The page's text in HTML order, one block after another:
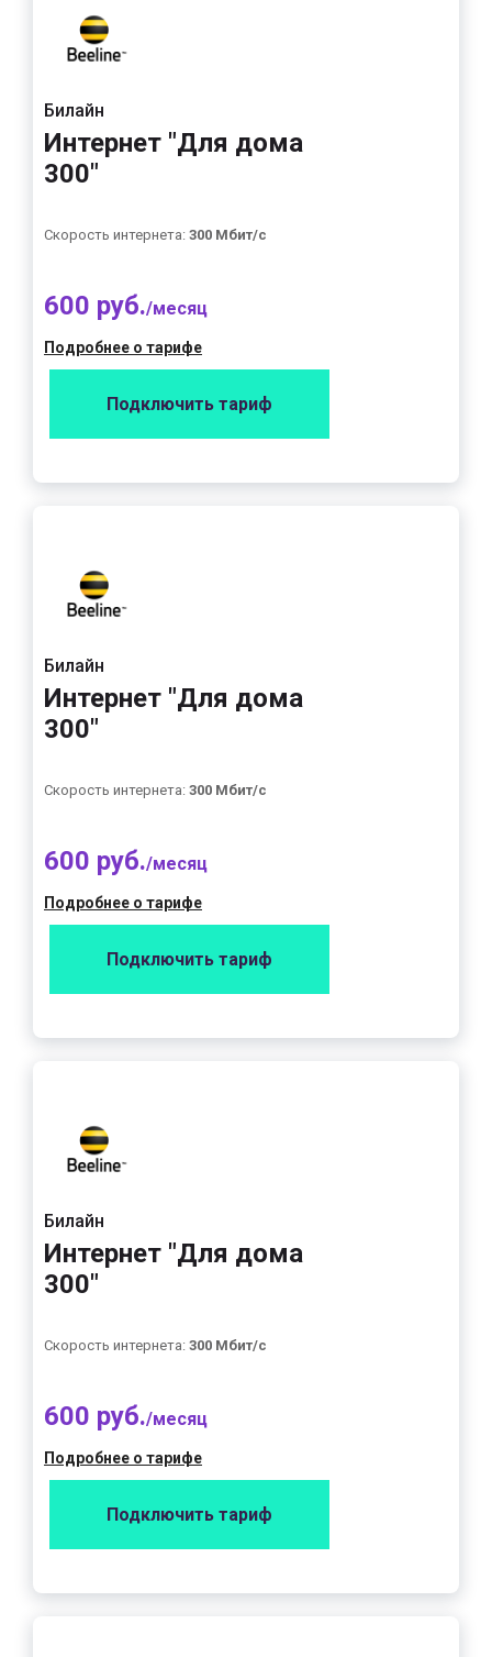
Билайн
Интернет "Для дома
300"
Скорость интернета: 300 Мбит/с
600 руб./месяц
Подробнее о тарифе
Подключить тариф
Билайн
Интернет "Для дома
300"
Скорость интернета: 300 Мбит/с
600 руб./месяц
Подробнее о тарифе
Подключить тариф
Билайн
Интернет "Для дома
300"
Скорость интернета: 300 Мбит/с
600 руб./месяц
Подробнее о тарифе
Подключить тариф